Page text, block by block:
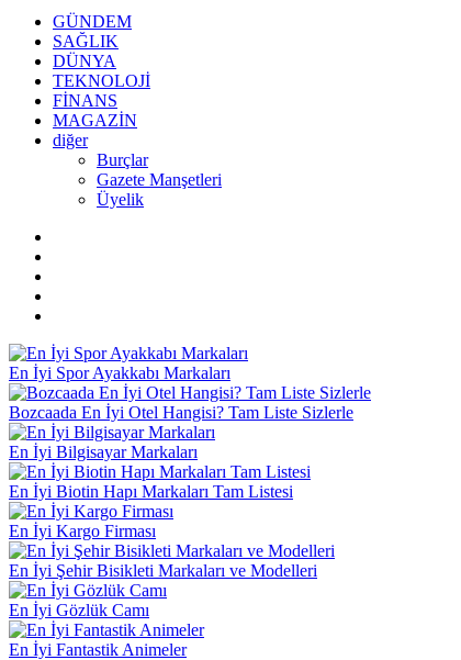
GÜNDEM
SAĞLIK
DÜNYA
TEKNOLOJİ
FİNANS
MAGAZİN
diğer
Burçlar
Gazete Manşetleri
Üyelik
En İyi Spor Ayakkabı Markaları
Bozcaada En İyi Otel Hangisi? Tam Liste Sizlerle
En İyi Bilgisayar Markaları
En İyi Biotin Hapı Markaları Tam Listesi
En İyi Kargo Firması
En İyi Şehir Bisikleti Markaları ve Modelleri
En İyi Gözlük Camı
En İyi Fantastik Animeler